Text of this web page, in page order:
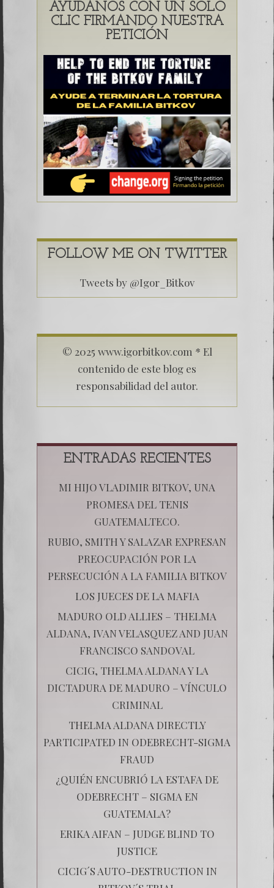
AYÚDANOS CON UN SOLO
CLIC FIRMANDO NUESTRA
PETICIÓN
FOLLOW ME ON TWITTER
Tweets by @Igor_Bitkov
© 2025 www.igorbitkov.com * El
contenido de este blog es
responsabilidad del autor.
ENTRADAS RECIENTES
MI HIJO VLADIMIR BITKOV, UNA
PROMESA DEL TENIS
GUATEMALTECO.
RUBIO, SMITH Y SALAZAR EXPRESAN
PREOCUPACIÓN POR LA
PERSECUCIÓN A LA FAMILIA BITKOV
LOS JUECES DE LA MAFIA
MADURO OLD ALLIES – THELMA
ALDANA, IVAN VELASQUEZ AND JUAN
FRANCISCO SANDOVAL
CICIG, THELMA ALDANA Y LA
DICTADURA DE MADURO – VÍNCULO
CRIMINAL
THELMA ALDANA DIRECTLY
PARTICIPATED IN ODEBRECHT-SIGMA
FRAUD
¿QUIÉN ENCUBRIÓ LA ESTAFA DE
ODEBRECHT – SIGMA EN
GUATEMALA?
ERIKA AIFAN – JUDGE BLIND TO
JUSTICE
CICIG´S AUTO-DESTRUCTION IN